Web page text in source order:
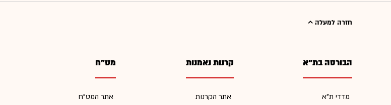
חזרה למעלה
הבורסה בת"א
מדדי ת"א
קרנות נאמנות
אתר הקרנות
מט"ח
אתר המט"ח